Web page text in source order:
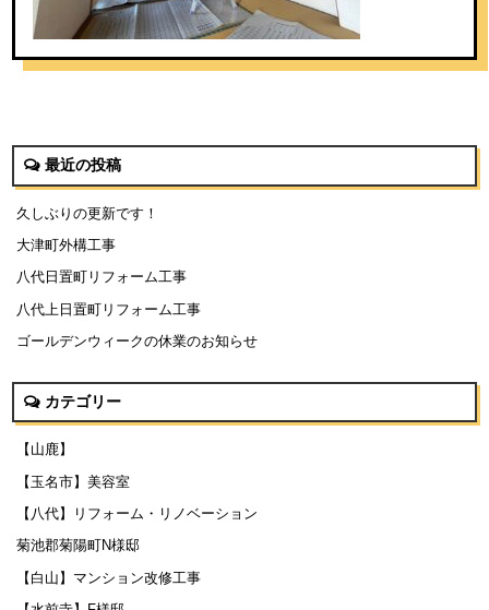
最近の投稿
久しぶりの更新です！
大津町外構工事
八代日置町リフォーム工事
八代上日置町リフォーム工事
ゴールデンウィークの休業のお知らせ
カテゴリー
【山鹿】
【玉名市】美容室
【八代】リフォーム・リノベーション
菊池郡菊陽町N様邸
【白山】マンション改修工事